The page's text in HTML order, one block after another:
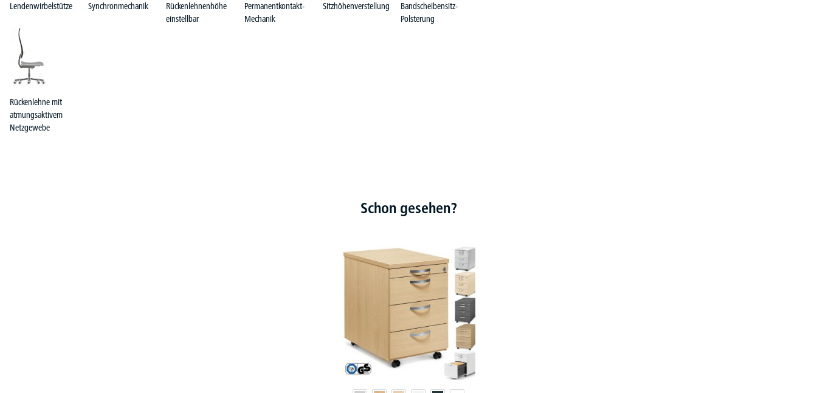
Lendenwirbelstütze Synchronmechanik
Rückenlehnenhöhe
einstellbar
Permanentkontakt-
Mechanik
Sitzhöhenverstellung
Bandscheibensitz-
Polsterung
Rückenlehne mit
atmungsaktivem
Netzgewebe
Schon gesehen?